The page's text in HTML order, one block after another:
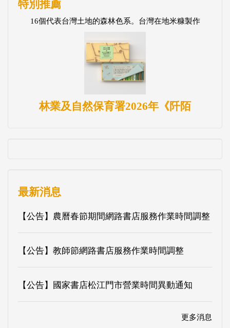
特別推薦
16個代表台灣土地的森林色系。台灣在地米糠製作
林業及自然保育署2026年《阡陌
最新消息
【公告】農曆春節期間網路書店服務作業時間調整
【公告】教師節網路書店服務作業時間調整
【公告】國家書店松江門市營業時間異動通知
更多消息